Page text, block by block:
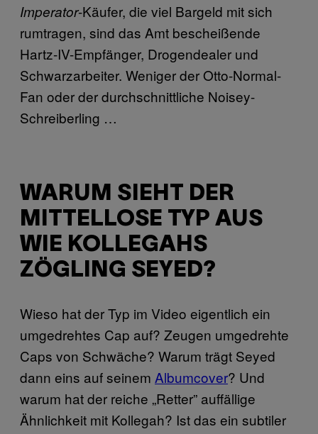
Imperator-Käufer, die viel Bargeld mit sich
rumtragen, sind das Amt bescheißende
Hartz-IV-Empfänger, Drogendealer und
Schwarzarbeiter. Weniger der Otto-Normal-
Fan oder der durchschnittliche Noisey-
Schreiberling …
WARUM SIEHT DER
MITTELLOSE TYP AUS
WIE KOLLEGAHS
ZÖGLING SEYED?
Wieso hat der Typ im Video eigentlich ein
umgedrehtes Cap auf? Zeugen umgedrehte
Caps von Schwäche? Warum trägt Seyed
dann eins auf seinem Albumcover? Und
warum hat der reiche „Retter” auffällige
Ähnlichkeit mit Kollegah? Ist das ein subtiler